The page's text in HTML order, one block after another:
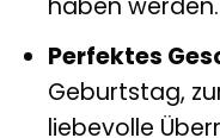
haben werden.
Perfektes
Geburtstag,
liebevolle